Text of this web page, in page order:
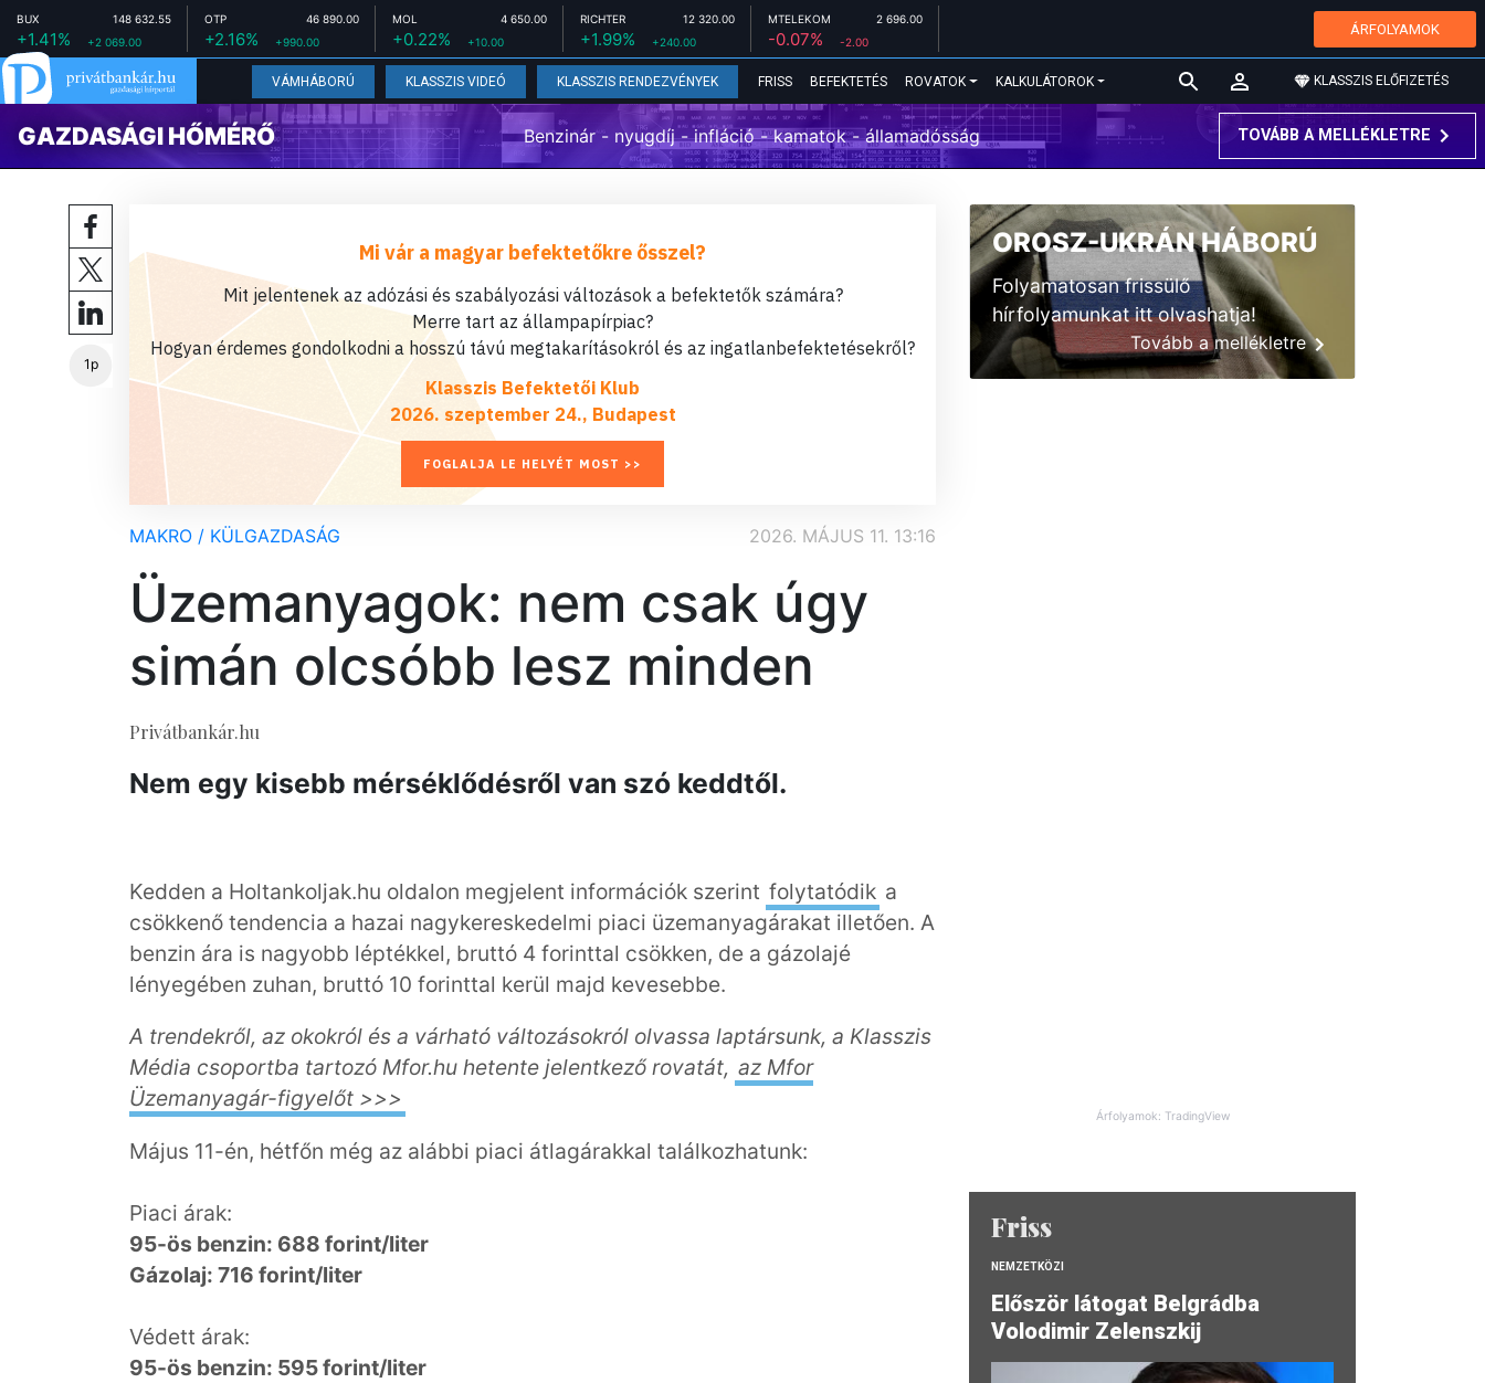
BUX 148 632.55
+1.41% +2 069.00
OTP 46 890.00
+2.16% +990.00
MOL 4 650.00
+0.22% +10.00
RICHTER 12 320.00
+1.99% +240.00
MTELEKOM 2 696.00
-0.07% -2.00
ÁRFOLYAMOK
VÁMHÁBORÚ KLASSZIS VIDEÓ KLASSZIS RENDEZVÉNYEK FRISS BEFEKTETÉS ROVATOK KALKULÁTOROK KLASSZIS ELŐFIZETÉS
GAZDASÁGI HŐMÉRŐ Benzinár - nyugdíj - infláció - kamatok - államadósság TOVÁBB A MELLÉKLETRE
1p
Mi vár a magyar befektetőkre ősszel?
Mit jelentenek az adózási és szabályozási változások a befektetők számára?
Merre tart az állampapírpiac?
Hogyan érdemes gondolkodni a hosszú távú megtakarításokról és az ingatlanbefektetésekről?
Klasszis Befektetői Klub
2026. szeptember 24., Budapest
FOGLALJA LE HELYÉT MOST >>
MAKRO / KÜLGAZDASÁG 2026. MÁJUS 11. 13:16
Üzemanyagok: nem csak úgy
simán olcsóbb lesz minden
Privátbankár.hu
Nem egy kisebb mérséklődésről van szó keddtől.
Kedden a Holtankoljak.hu oldalon megjelent információk szerint folytatódik a
csökkenő tendencia a hazai nagykereskedelmi piaci üzemanyagárakat illetően. A
benzin ára is nagyobb léptékkel, bruttó 4 forinttal csökken, de a gázolajé
lényegében zuhan, bruttó 10 forinttal kerül majd kevesebbe.
A trendekről, az okokról és a várható változásokról olvassa laptársunk, a Klasszis
Média csoportba tartozó Mfor.hu hetente jelentkező rovatát, az Mfor
Üzemanyagár-figyelőt >>>
Május 11-én, hétfőn még az alábbi piaci átlagárakkal találkozhatunk:
Piaci árak:
95-ös benzin: 688 forint/liter
Gázolaj: 716 forint/liter
Védett árak:
95-ös benzin: 595 forint/liter
OROSZ-UKRÁN HÁBORÚ
Folyamatosan frissülő
hírfolyamunkat itt olvashatja!
Tovább a mellékletre
Árfolyamok: TradingView
Friss
NEMZETKÖZI
Először látogat Belgrádba
Volodimir Zelenszkij